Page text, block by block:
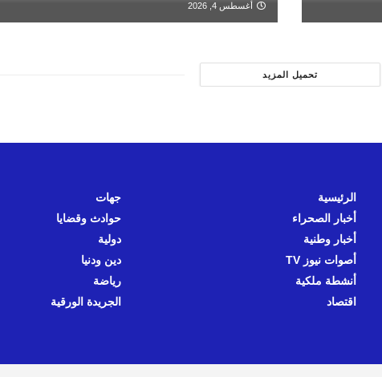
أغسطس 4, 2026
تحميل المزيد
الرئيسية
أخبار الصحراء
أخبار وطنية
أصوات نيوز TV
أنشطة ملكية
اقتصاد
جهات
حوادث وقضايا
دولية
دين ودنيا
رياضة
الجريدة الورقية